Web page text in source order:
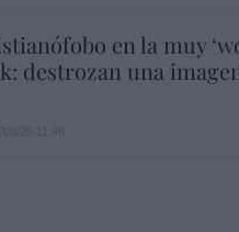
en la muy
destrozan una